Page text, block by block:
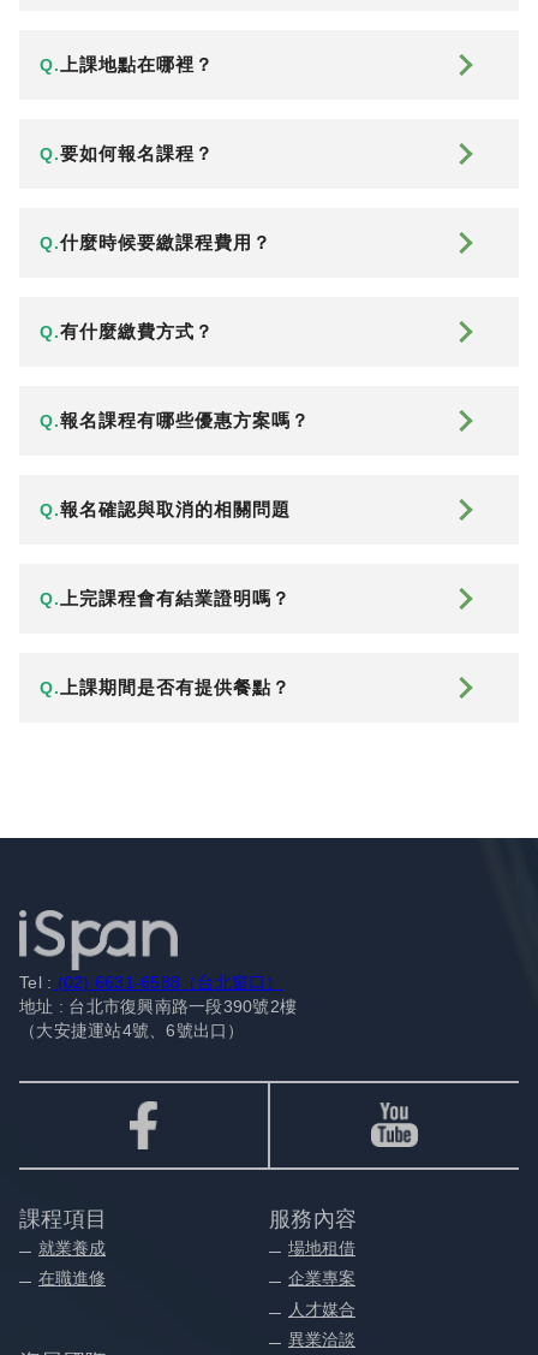
Q. 上課地點在哪裡？
Q.要如何報名課程？
Q.什麼時候要繳課程費用？
Q.有什麼繳費方式？
Q.報名課程有哪些優惠方案嗎？
Q.報名確認與取消的相關問題
Q. 上完課程會有結業證明嗎？
Q. 上課期間是否有提供餐點？
Tel : (02) 6631-6588（台北窗口）
地址 : 台北市復興南路一段390號2樓
（大安捷運站4號、6號出口）
課程項目
就業養成
在職進修
服務內容
場地租借
企業專案
人才媒合
異業洽談